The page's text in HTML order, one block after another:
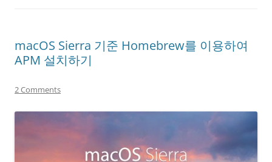
macOS Sierra 기준 Homebrew를 이용하여
APM 설치하기
2 Comments